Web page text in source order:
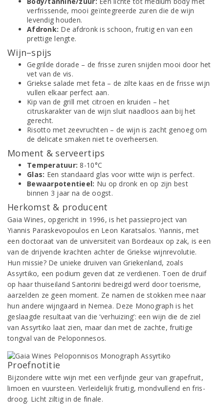
verfrissende, mooi geïntegreerde zuren die de wijn
levendig houden.
Afdronk: De afdronk is schoon, fruitig en van een
prettige lengte.
Wijn–spijs
Gegrilde dorade – de frisse zuren snijden mooi door het
vet van de vis.
Griekse salade met feta – de zilte kaas en de frisse wijn
vullen elkaar perfect aan.
Kip van de grill met citroen en kruiden – het
citruskarakter van de wijn sluit naadloos aan bij het
gerecht.
Risotto met zeevruchten – de wijn is zacht genoeg om
de delicate smaken niet te overheersen.
Moment & serveertips
Temperatuur: 8-10°C
Glas: Een standaard glas voor witte wijn is perfect.
Bewaarpotentieel: Nu op dronk en op zijn best
binnen 3 jaar na de oogst.
Herkomst & producent
Gaia Wines, opgericht in 1996, is het passieproject van
Yiannis Paraskevopoulos en Leon Karatsalos. Yiannis, met
een doctoraat van de universiteit van Bordeaux op zak, is een
van de drijvende krachten achter de Griekse wijnrevolutie.
Hun missie? De unieke druiven van Griekenland, zoals
Assyrtiko, een podium geven dat ze verdienen. Toen de druif
op haar thuiseiland Santorini bedreigd werd door toerisme,
aarzelden ze geen moment. Ze namen de stokken mee naar
hun andere wijngaard in Nemea. Deze Monograph is het
geslaagde resultaat van die ‘verhuizing’: een wijn die de ziel
van Assyrtiko laat zien, maar dan met de zachte, fruitige
tongval van de Peloponnesos.
Proefnotitie
Bijzondere witte wijn met een verfijnde geur van grapefruit,
limoen en vuursteen. Verleidelijk fruitig, mondvullend en fris-
droog. Licht ziltig in de finale.